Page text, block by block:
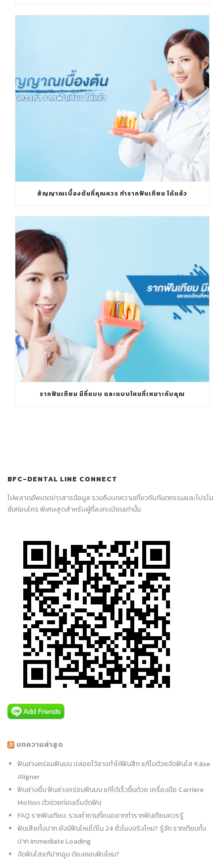
สัญญาณเบื้องต้นที่คุณควร ทำรากฟันเทียม ได้แล้ว
รากฟันเทียม มีกี่แบบ และแบบไหนที่เหมาะกับคุณ
BFC-DENTAL LINE CONNECT
ไม่พลาดอัพเดตข่าวสารข้อมูล รวมถึงบทความเกี่ยวกับทันตกรรมและโปรโม
ชั่นก่อนใคร พิเศษสุดสำหรับผู้ที่ลงทะเบียนเท่านั้น
บทความล่าสุด
ฟันล่างคร่อมฟันบน ปล่อยไว้อาจทำให้ฟันสึก แก้ไขด้วยจัดฟันใส Käse
Aligner
ฟันล่างยื่น ฟันล่างคร่อมฟันบน แก้ได้เร็วขึ้นด้วย เครื่องมือ Carriere
Motion ตัวช่วยก่อนเริ่มจัดฟัน
FAQ รากฟันเทียม: รวมคำถามที่คนอยากทำรากฟันเทียมควรรู้
ฟันเสียทั้งปาก ยังมีฟันใหม่ได้ใน 24 ชั่วโมงจริงไหม? รู้จัก รากเทียมทั้ง
ปาก Immediate Loading
จัดฟันใสแก้ปากอูม ต้องถอนฟันไหม?